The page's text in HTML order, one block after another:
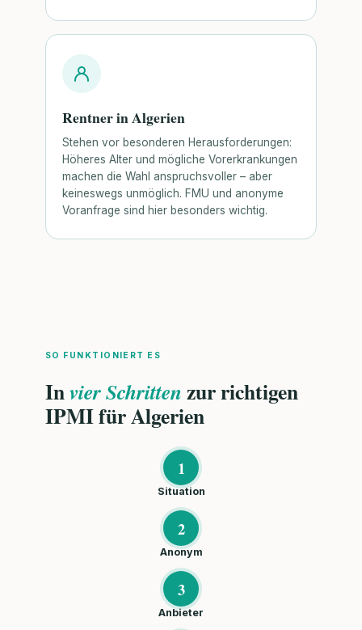
Rentner in Algerien
Stehen vor besonderen Herausforderungen:
Höheres Alter und mögliche Vorerkrankungen
machen die Wahl anspruchsvoller – aber
keineswegs unmöglich. FMU und anonyme
Voranfrage sind hier besonders wichtig.
SO FUNKTIONIERT ES
Invier Schrittenzur richtigen
IPMI für Algerien
1
Situation
2
Anonym
3
Anbieter